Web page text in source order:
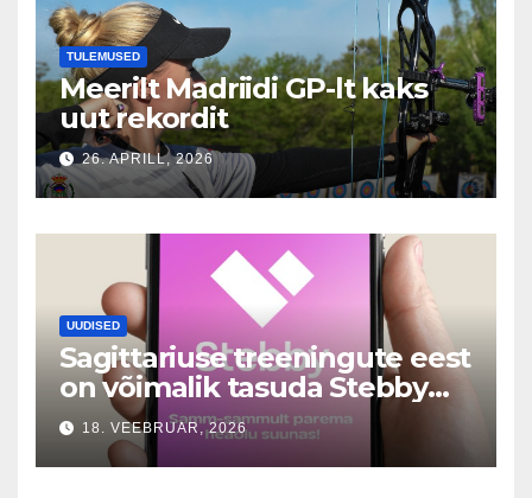
TULEMUSED
Meerilt Madriidi GP-lt kaks
uut rekordit
26. APRILL, 2026
UUDISED
Sagittariuse treeningute eest
on võimalik tasuda Stebby
vahendusel
18. VEEBRUAR, 2026